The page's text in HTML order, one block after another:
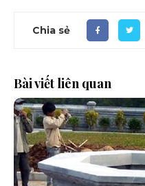
Chia sẻ
Bài viết liên quan